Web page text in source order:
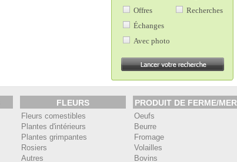
Offres
Échanges
Avec photo
Recherches
FLEURS
Fleurs comestibles
Plantes d'intérieurs
Plantes grimpantes
Rosiers
Autres
PRODUIT DE FERME/MER
Oeufs
Beurre
Fromage
Volailles
Bovins